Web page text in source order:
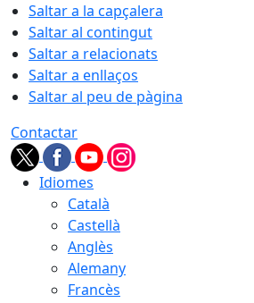
Saltar a la capçalera
Saltar al contingut
Saltar a relacionats
Saltar a enllaços
Saltar al peu de pàgina
Contactar
Idiomes
Català
Castellà
Anglès
Alemany
Francès